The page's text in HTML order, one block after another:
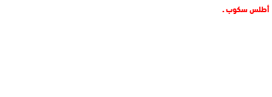
أطلس سكوب ـ